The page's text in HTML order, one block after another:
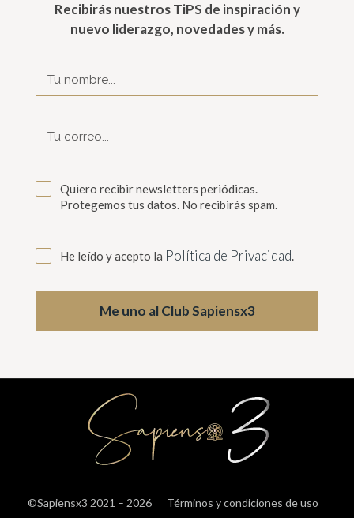
Recibirás nuestros TiPS de inspiración y
nuevo liderazgo, novedades y más.
Quiero recibir newsletters periódicas.
Protegemos tus datos. No recibirás spam.
He leído y acepto la Política de Privacidad.
Me uno al Club Sapiensx3
©Sapiensx3 2021 – 2026
Términos y condiciones de uso